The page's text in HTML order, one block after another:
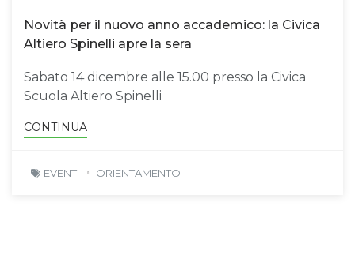
Novità per il nuovo anno accademico: la Civica
Altiero Spinelli apre la sera
Sabato 14 dicembre alle 15.00 presso la Civica
Scuola Altiero Spinelli
CONTINUA
EVENTI ORIENTAMENTO